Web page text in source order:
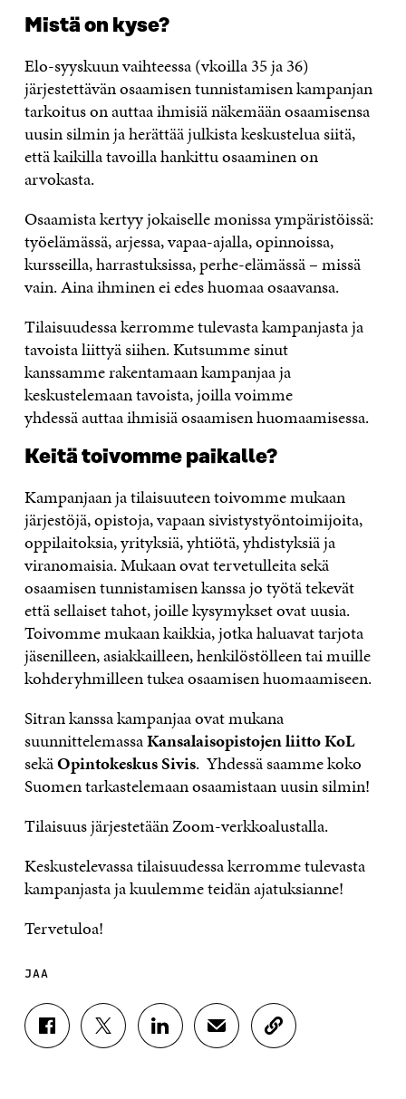
Mistä on kyse?
Elo-syyskuun vaihteessa (vkoilla 35 ja 36)
järjestettävän osaamisen tunnistamisen kampanjan
tarkoitus on auttaa ihmisiä näkemään osaamisensa
uusin silmin ja herättää julkista keskustelua siitä,
että kaikilla tavoilla hankittu osaaminen on
arvokasta.
Osaamista kertyy jokaiselle monissa ympäristöissä:
työelämässä, arjessa, vapaa-ajalla, opinnoissa,
kursseilla, harrastuksissa, perhe-elämässä – missä
vain. Aina ihminen ei edes huomaa osaavansa.
Tilaisuudessa kerromme tulevasta kampanjasta ja
tavoista liittyä siihen. Kutsumme sinut
kanssamme rakentamaan kampanjaa ja
keskustelemaan tavoista, joilla voimme
yhdessä auttaa ihmisiä osaamisen huomaamisessa.
Keitä toivomme paikalle?
Kampanjaan ja tilaisuuteen toivomme mukaan
järjestöjä, opistoja, vapaan sivistystyöntoimijoita,
oppilaitoksia, yrityksiä, yhtiötä, yhdistyksiä ja
viranomaisia. Mukaan ovat tervetulleita sekä
osaamisen tunnistamisen kanssa jo työtä tekevät
että sellaiset tahot, joille kysymykset ovat uusia.
Toivomme mukaan kaikkia, jotka haluavat tarjota
jäsenilleen, asiakkailleen, henkilöstölleen tai muille
kohderyhmilleen tukea osaamisen huomaamiseen.
Sitran kanssa kampanjaa ovat mukana
suunnittelemassaKansalaisopistojen liitto KoL
sekäOpintokeskus Sivis. Yhdessä saamme koko
Suomen tarkastelemaan osaamistaan uusin silmin!
Tilaisuus järjestetään Zoom-verkkoalustalla.
Keskustelevassa tilaisuudessa kerromme tulevasta
kampanjasta ja kuulemme teidän ajatuksianne!
Tervetuloa!
JAA
J
A
J
A
J
A
J
A
K
O